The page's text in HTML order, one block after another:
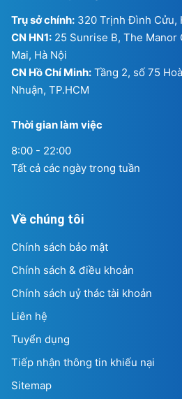
Trụ sở chính: 320 Trịnh Đình Cửu,
CN HN1: 25 Sunrise B, The Manor
Mai, Hà Nội
CN Hồ Chí Minh: Tầng 2, số 75
Nhuận, TP.HCM
Thời gian làm việc
8:00 - 22:00
Tất cả các ngày trong tuần
Về chúng tôi
Chính sách bảo mật
Chính sách & điều khoản
Chính sách uỷ thác tài khoản
Liên hệ
Tuyển dụng
Tiếp nhận thông tin khiếu nại
Sitemap